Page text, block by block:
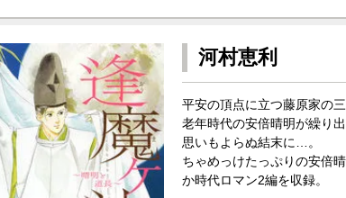
河村恵利
平安の頂点に立つ藤原家の
老年時代の安倍晴明が繰り
思いもよらぬ結末に…。
ちゃめっけたっぷりの安倍
か時代ロマン2編を収録。